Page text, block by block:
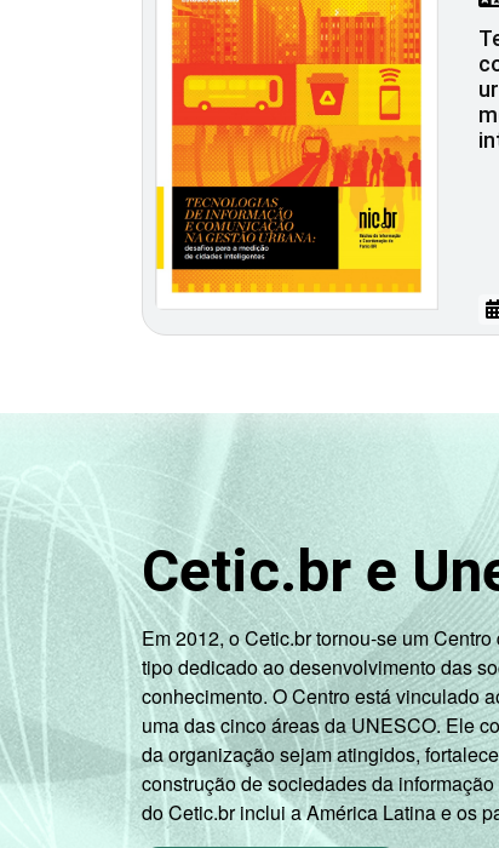
Cetic.br e
Em 2012, o Cetic.br tornou-se um
tipo dedicado ao desenvolvimento das
conhecimento. O Centro está vinculado
uma das cinco áreas da UNESCO. Ele
da organização sejam atingidos,
construção de sociedades da
do Cetic.br inclui a América Latina e os